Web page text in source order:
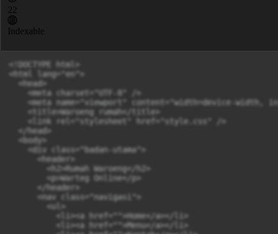
22
Indexable
<!DOCTYPE html>
<html lang="en">
  <head>
    <meta charset="UTF-8" />
<meta name="viewport" content="width=device-width,
    <title>Waroeng rumah</title>
    <link rel="stylesheet" href="style.css" />
  </head>
  <body>
    <div class="badan-utama">
      <header>
        <h2>Rumah Waroeng</h2>
        <p>Warteg Online</p>
      </header>
      <nav class="navigasi">
        <ul>
          <li><a href="">Home</a></li>
          <li><a href="">Menu</a></li>